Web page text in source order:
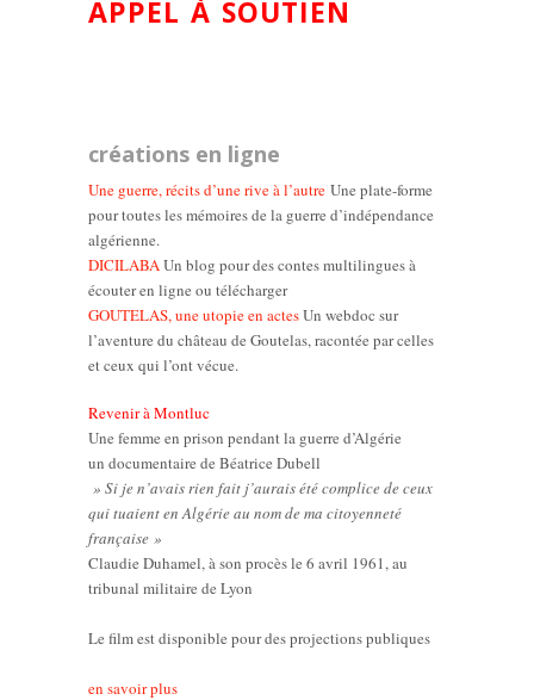
APPEL À SOUTIEN
créations en ligne
Une guerre, récits d’une rive à l’autre Une plate-forme
pour toutes les mémoires de la guerre d’indépendance
algérienne.
DICILABAUn blog pour des contes multilingues à
écouter en ligne ou télécharger
GOUTELAS, une utopie en actesUn webdoc sur
l’aventure du château de Goutelas, racontée par celles
et ceux qui l’ont vécue.
Revenir à Montluc
Une femme en prison pendant la guerre d’Algérie
un documentaire de Béatrice Dubell
» Si je n’avais rien fait j’aurais été complice de ceux
qui tuaient en Algérie au nom de ma citoyenneté
française »
Claudie Duhamel, à son procès le 6 avril 1961, au
tribunal militaire de Lyon
Le film est disponible pour des projections publiques
en savoir plus